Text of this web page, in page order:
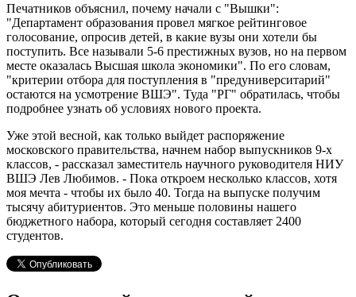
Печатников объяснил, почему начали с "Вышки":
"Департамент образования провел мягкое рейтинговое
голосование, опросив детей, в какие вузы они хотели бы
поступить. Все называли 5-6 престижных вузов, но на первом
месте оказалась Высшая школа экономики". По его словам,
"критерии отбора для поступления в "предуниверситарий"
остаются на усмотрение ВШЭ". Туда "РГ" обратилась, чтобы
подробнее узнать об условиях нового проекта.
Уже этой весной, как только выйдет распоряжение
московского правительства, начнем набор выпускников 9-х
классов, - рассказал заместитель научного руководителя НИУ
ВШЭ Лев Любимов. - Пока откроем несколько классов, хотя
моя мечта - чтобы их было 40. Тогда на выпуске получим
тысячу абитуриентов. Это меньше половины нашего
бюджетного набора, который сегодня составляет 2400
студентов.